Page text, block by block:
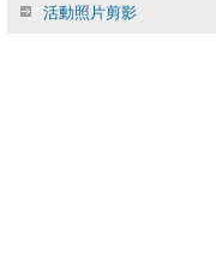
活動照片剪影